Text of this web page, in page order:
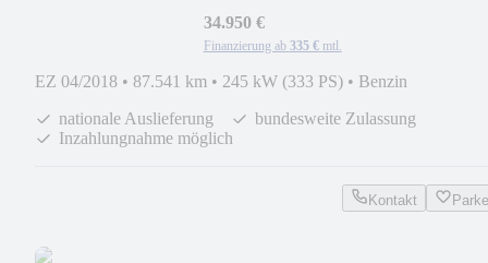
34.950 €
Finanzierung ab 335 € mtl.
EZ 04/2018 • 87.541 km • 245 kW (333 PS) • Benzin
nationale Auslieferung
bundesweite Zulassung
Inzahlungnahme möglich
Kontakt